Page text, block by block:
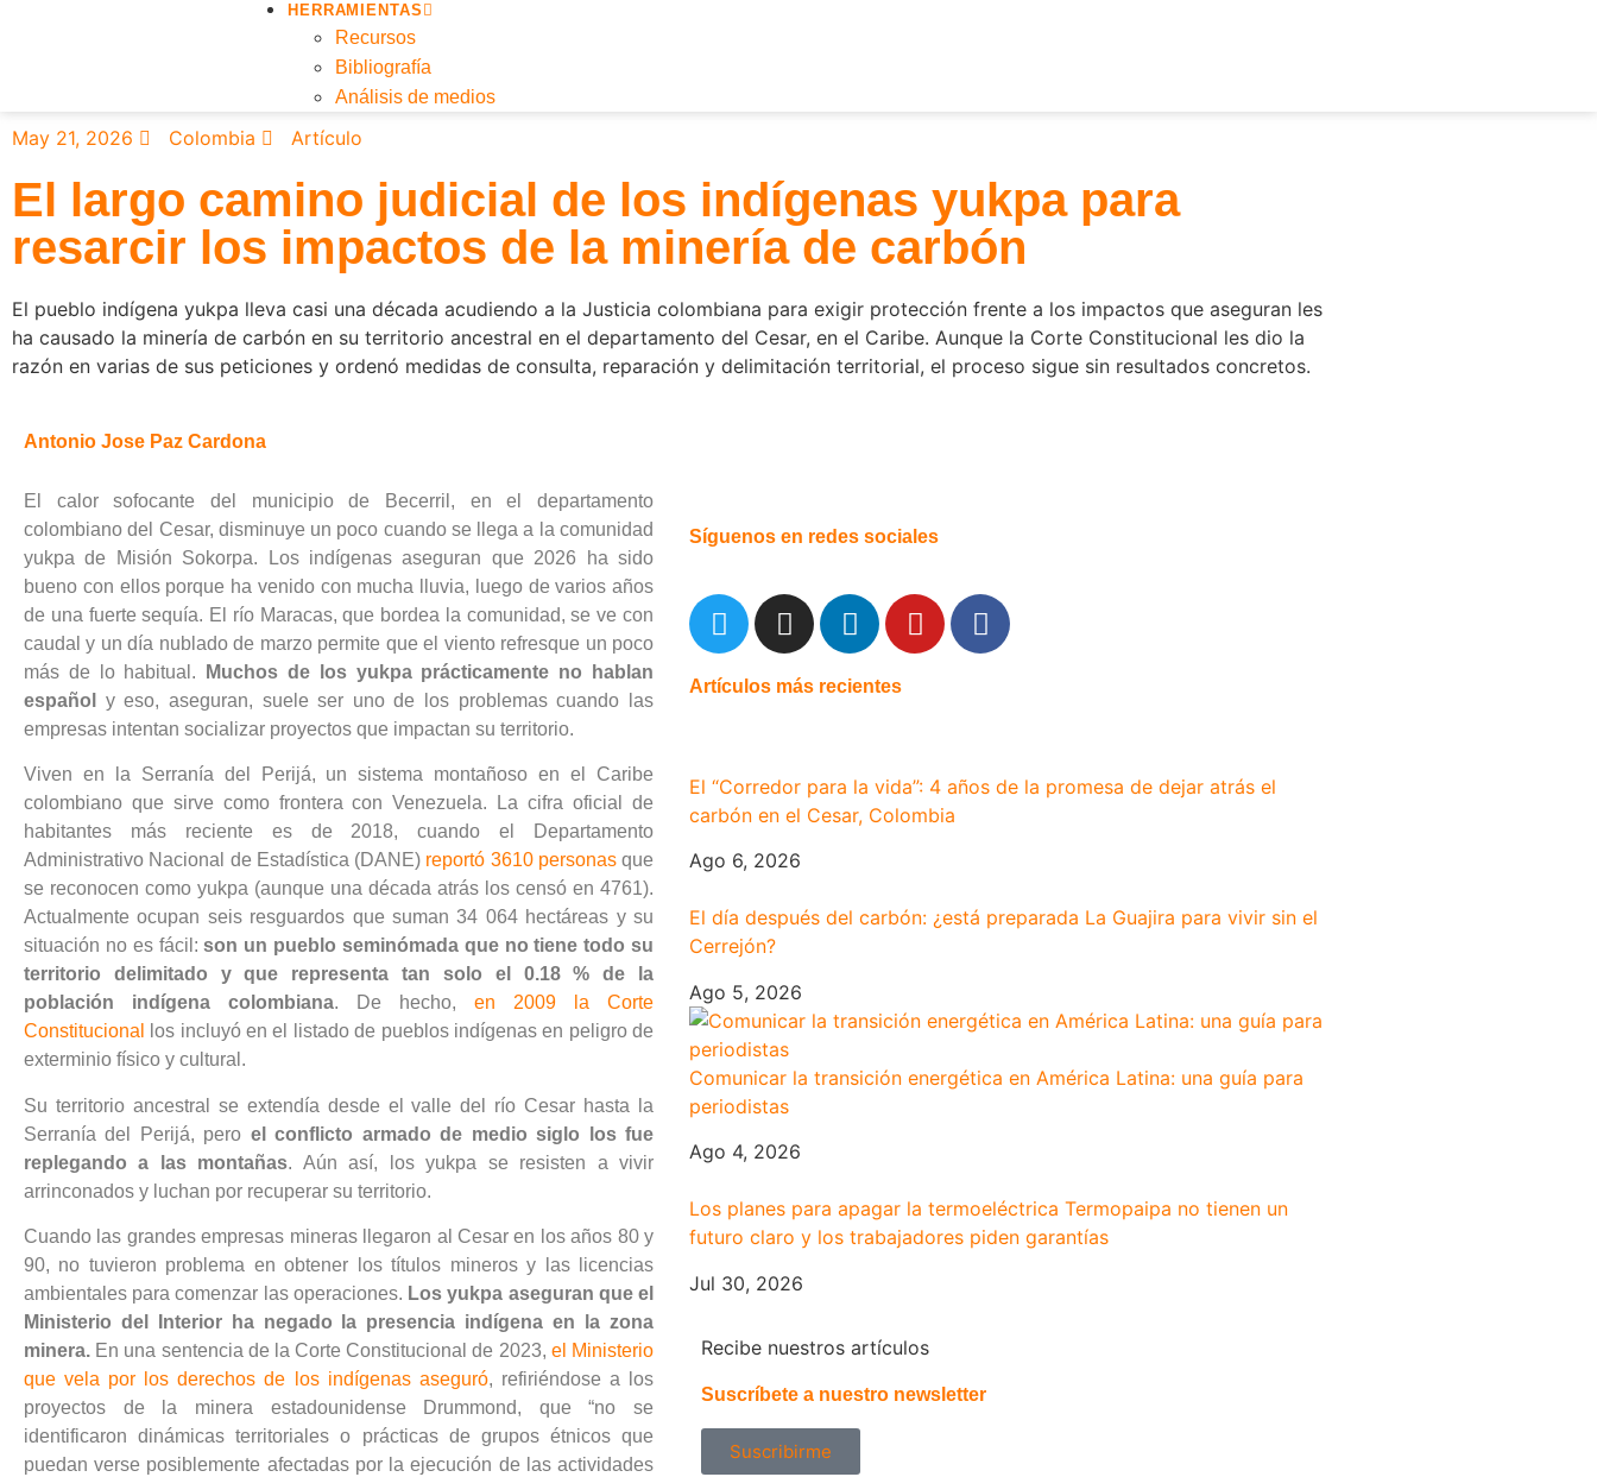
HERRAMIENTAS
Recursos
Bibliografía
Análisis de medios
May 21, 2026 Colombia Artículo
El largo camino judicial de los indígenas yukpa para
resarcir los impactos de la minería de carbón
El pueblo indígena yukpa lleva casi una década acudiendo a la Justicia colombiana para exigir protección frente a los impactos que aseguran les
ha causado la minería de carbón en su territorio ancestral en el departamento del Cesar, en el Caribe. Aunque la Corte Constitucional les dio la
razón en varias de sus peticiones y ordenó medidas de consulta, reparación y delimitación territorial, el proceso sigue sin resultados concretos.
Antonio Jose Paz Cardona
El calor sofocante del municipio de Becerril, en el departamento
colombiano del Cesar, disminuye un poco cuando se llega a la comunidad
yukpa de Misión Sokorpa. Los indígenas aseguran que 2026 ha sido
bueno con ellos porque ha venido con mucha lluvia, luego de varios años
de una fuerte sequía. El río Maracas, que bordea la comunidad, se ve con
caudal y un día nublado de marzo permite que el viento refresque un poco
más de lo habitual.
Muchos de los yukpa prácticamente no hablan
español y eso, aseguran, suele ser uno de los problemas cuando las
empresas intentan socializar proyectos que impactan su territorio.
Viven en la Serranía del Perijá, un sistema montañoso en el Caribe
colombiano que sirve como frontera con Venezuela. La cifra oficial de
habitantes más reciente es de 2018, cuando el Departamento
Administrativo Nacional de Estadística (DANE) reportó 3610 personasque
se reconocen como yukpa (aunque una década atrás los censó en 4761).
Actualmente ocupan seis resguardos que suman 34 064 hectáreas y su
situación no es fácil:son un pueblo seminómada que no tiene todo su
territorio delimitado y que representa tan solo el 0.18 % de la
población indígena colombiana. De hecho, en 2009 la Corte
Constitucional
los incluyó en el listado de pueblos indígenas en peligro de
exterminio físico y cultural.
Su territorio ancestral se extendía desde el valle del río Cesar hasta la
Serranía del Perijá, pero el conflicto armado de medio siglo los fue
replegando a las montañas. Aún así, los yukpa se resisten a vivir
arrinconados y luchan por recuperar su territorio.
Cuando las grandes empresas mineras llegaron al Cesar en los años 80 y
90, no tuvieron problema en obtener los títulos mineros y las licencias
ambientales para comenzar las operaciones. Los yukpa aseguran que el
Ministerio del Interior ha negado la presencia indígena en la zona
minera. En una sentencia de la Corte Constitucional de 2023, el Ministerio
que vela por los derechos de los indígenas aseguró, refiriéndose a los
proyectos de la minera estadounidense Drummond, que “no se
identificaron dinámicas territoriales o prácticas de grupos étnicos que
puedan verse posiblemente afectadas por la ejecución de las actividades
Síguenos en redes sociales
Artículos más recientes
El “Corredor para la vida”: 4 años de la promesa de dejar atrás el
carbón en el Cesar, Colombia
Ago 6, 2026
El día después del carbón: ¿está preparada La Guajira para vivir sin el
Cerrejón?
Ago 5, 2026
Comunicar la transición energética en América Latina: una guía para
periodistas
Ago 4, 2026
Los planes para apagar la termoeléctrica Termopaipa no tienen un
futuro claro y los trabajadores piden garantías
Jul 30, 2026
Recibe nuestros artículos
Suscríbete a nuestro newsletter
Suscribirme